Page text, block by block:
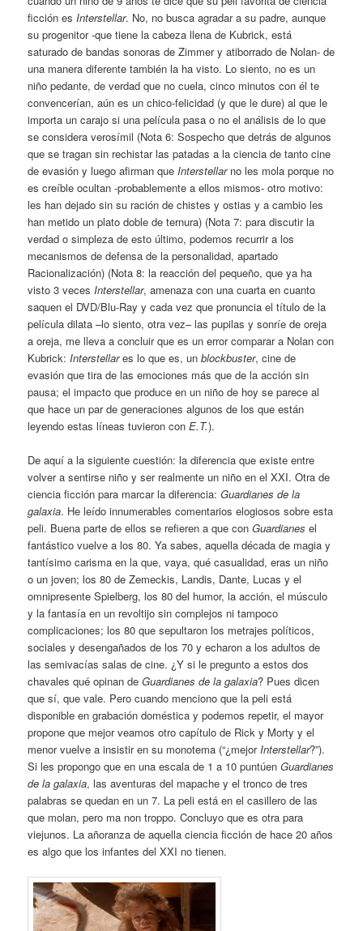
ficción es Interstellar. No, no busca agradar a su padre, aunque
su progenitor -que tiene la cabeza llena de Kubrick, está
saturado de bandas sonoras de Zimmer y atiborrado de Nolan- de
una manera diferente también la ha visto. Lo siento, no es un
niño pedante, de verdad que no cuela, cinco minutos con él te
convencerían, aún es un chico-felicidad (y que le dure) al que le
importa un carajo si una película pasa o no el análisis de lo que
se considera verosímil (Nota 6: Sospecho que detrás de algunos
que se tragan sin rechistar las patadas a la ciencia de tanto cine
de evasión y luego afirman que Interstellarno les mola porque no
es creíble ocultan -probablemente a ellos mismos- otro motivo:
les han dejado sin su ración de chistes y ostias y a cambio les
han metido un plato doble de ternura) (Nota 7: para discutir la
verdad o simpleza de esto último, podemos recurrir a los
mecanismos de defensa de la personalidad, apartado
Racionalización) (Nota 8: la reacción del pequeño, que ya ha
visto 3 veces Interstellar, amenaza con una cuarta en cuanto
saquen el DVD/Blu-Ray y cada vez que pronuncia el título de la
película dilata –lo siento, otra vez– las pupilas y sonríe de oreja
a oreja, me lleva a concluir que es un error comparar a Nolan con
Kubrick: Interstellares lo que es, unblockbuster, cine de
evasión que tira de las emociones más que de la acción sin
pausa; el impacto que produce en un niño de hoy se parece al
que hace un par de generaciones algunos de los que están
leyendo estas líneas tuvieron conE.T.).
De aquí a la siguiente cuestión: la diferencia que existe entre
volver a sentirse niño y ser realmente un niño en el XXI. Otra de
ciencia ficción para marcar la diferencia:Guardianes de la
galaxia. He leído innumerables comentarios elogiosos sobre esta
peli. Buena parte de ellos se refieren a que conGuardianes el
fantástico vuelve a los 80. Ya sabes, aquella década de magia y
tantísimo carisma en la que, vaya, qué casualidad, eras un niño
o un joven; los 80 de Zemeckis, Landis, Dante, Lucas y el
omnipresente Spielberg, los 80 del humor, la acción, el músculo
y la fantasía en un revoltijo sin complejos ni tampoco
complicaciones; los 80 que sepultaron los metrajes políticos,
sociales y desengañados de los 70 y echaron a los adultos de
las semivacías salas de cine. ¿Y si le pregunto a estos dos
chavales qué opinan deGuardianes de la galaxia? Pues dicen
que sí, que vale. Pero cuando menciono que la peli está
disponible en grabación doméstica y podemos repetir, el mayor
propone que mejor veamos otro capítulo de Rick y Morty y el
menor vuelve a insistir en su monotema (“¿mejorInterstellar?”).
Si les propongo que en una escala de 1 a 10 puntúenGuardianes
de la galaxia, las aventuras del mapache y el tronco de tres
palabras se quedan en un 7. La peli está en el casillero de las
que molan, pero ma non troppo. Concluyo que es otra para
viejunos. La añoranza de aquella ciencia ficción de hace 20 años
es algo que los infantes del XXI no tienen.